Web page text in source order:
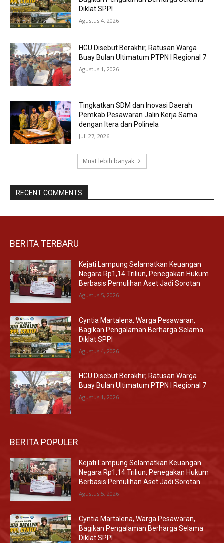
Diklat SPPI
Agustus 4, 2026
HGU Disebut Berakhir, Ratusan Warga
Buay Bulan Ultimatum PTPN I Regional 7
Agustus 1, 2026
Tingkatkan SDM dan Inovasi Daerah
Pemkab Pesawaran Jalin Kerja Sama
dengan Itera dan Polinela
Juli 27, 2026
Muat lebih banyak
RECENT COMMENTS
BERITA TERBARU
Kejati Lampung Selamatkan Keuangan
Negara Rp1,14 Triliun, Penegakan Hukum
Berbasis Pemulihan Aset Jadi Sorotan
Agustus 5, 2026
Cyntia Martalena, Warga Pesawaran,
Bagikan Pengalaman Berharga Selama
Diklat SPPI
Agustus 4, 2026
HGU Disebut Berakhir, Ratusan Warga
Buay Bulan Ultimatum PTPN I Regional 7
Agustus 1, 2026
BERITA POPULER
Kejati Lampung Selamatkan Keuangan
Negara Rp1,14 Triliun, Penegakan Hukum
Berbasis Pemulihan Aset Jadi Sorotan
Agustus 5, 2026
Cyntia Martalena, Warga Pesawaran,
Bagikan Pengalaman Berharga Selama
Diklat SPPI